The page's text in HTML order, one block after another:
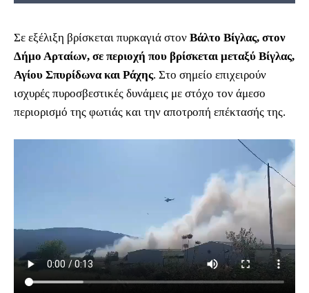
Σε εξέλιξη βρίσκεται πυρκαγιά στον Βάλτο Βίγλας, στον
Δήμο Αρταίων, σε περιοχή που βρίσκεται μεταξύ Βίγλας,
Αγίου Σπυρίδωνα και Ράχης. Στο σημείο επιχειρούν
ισχυρές πυροσβεστικές δυνάμεις με στόχο τον άμεσο
περιορισμό της φωτιάς και την αποτροπή επέκτασής της.